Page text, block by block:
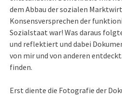
dem Abbau der sozialen
Konsensversprechen der
Sozialstaat war! Was daraus
und reflektiert und dabei
von mir und von anderen
finden.
Erst diente die Fotografie der